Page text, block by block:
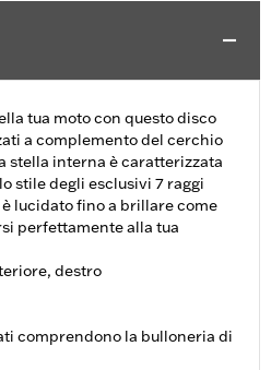
tua moto con questo disco
a complemento del cerchio
stella interna è caratterizzata
stile degli esclusivi 7 raggi
lucidato fino a brillare come
perfettamente alla tua
destro
comprendono la bulloneria di